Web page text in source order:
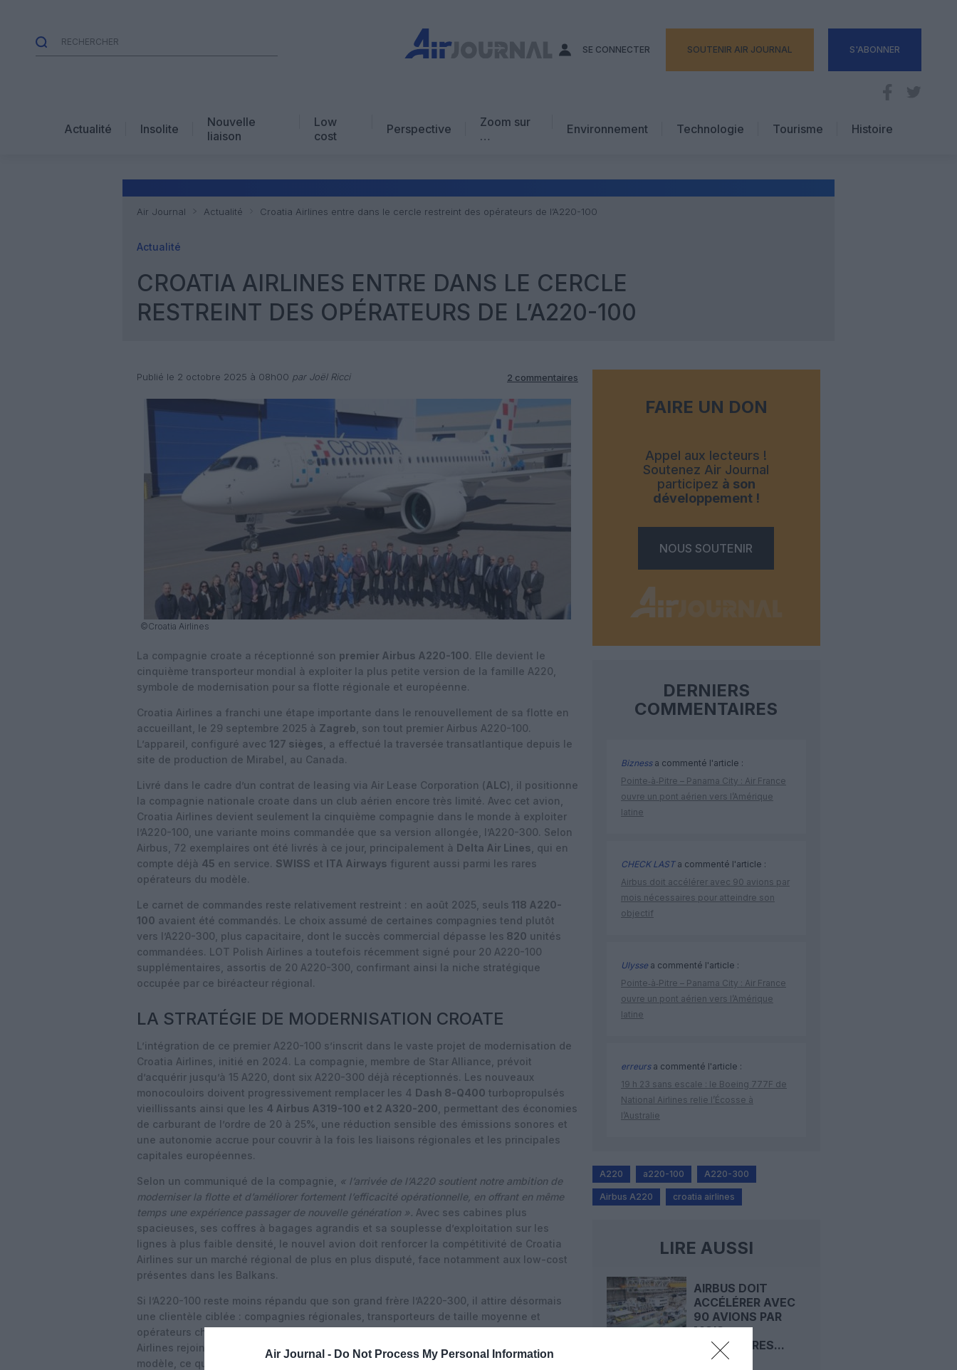
Air Journal - Do Not Process My Personal Information
SE CONNECTER SOUTENIR AIR JOURNAL S'ABONNER
Actualité Insolite
Nouvelle
liaison
Low
cost
Perspective
Zoom sur
…
Avis d’expert
Environnement Technologie
Tourisme
Hôtellerie
Histoire
Air Journal Actualité Croatia Airlines entre dans le cercle restreint des opérateurs de l’A220-100
Actualité
CROATIA AIRLINES ENTRE DANS LE CERCLE
RESTREINT DES OPÉRATEURS DE L’A220-100
Publié le 2 octobre 2025 à 08h00 par Joël Ricci 2 commentaires
©Croatia Airlines
La compagnie croate a réceptionné son premier Airbus A220-100. Elle devient le
cinquième transporteur mondial à exploiter la plus petite version de la famille A220,
symbole de modernisation pour sa flotte régionale et européenne.
Croatia Airlines a franchi une étape importante dans le renouvellement de sa flotte en
accueillant, le 29 septembre 2025 à Zagreb , son tout premier Airbus A220-100.
L’appareil, configuré avec 127 sièges , a effectué la traversée transatlantique depuis le
site de production de Mirabel, au Canada.
Livré dans le cadre d’un contrat de leasing via Air Lease Corporation (ALC), il positionne
la compagnie nationale croate dans un club aérien encore très limité. Avec cet avion,
Croatia Airlines devient seulement la cinquième compagnie dans le monde à exploiter
l’A220-100, une variante moins commandée que sa version allongée, l’A220-300. Selon
Airbus, 72 exemplaires ont été livrés à ce jour, principalement à Delta Air Lines , qui en
compte déjà 45 en service. SWISS et ITA Airways figurent aussi parmi les rares
opérateurs du modèle.
Le carnet de commandes reste relativement restreint : en août 2025, seuls 118 A220-
100 avaient été commandés. Le choix assumé de certaines compagnies tend plutôt
vers l’A220-300, plus capacitaire, dont le succès commercial dépasse les 820 unités
commandées. LOT Polish Airlines a toutefois récemment signé pour 20 A220-100
supplémentaires, assortis de 20 A220-300, confirmant ainsi la niche stratégique
occupée par ce biréacteur régional.
LA STRATÉGIE DE MODERNISATION CROATE
L’intégration de ce premier A220-100 s’inscrit dans le vaste projet de modernisation de
Croatia Airlines, initié en 2024. La compagnie, membre de Star Alliance, prévoit
d’acquérir jusqu’à 15 A220, dont six A220-300 déjà réceptionnés. Les nouveaux
monocouloirs doivent progressivement remplacer les 4 Dash 8-Q400 turbopropulsés
vieillissants ainsi que les 4 Airbus A319-100 et 2 A320-200 , permettant des économies
de carburant de l’ordre de 20 à 25%, une réduction sensible des émissions sonores et
une autonomie accrue pour couvrir à la fois les liaisons régionales et les principales
capitales européennes.
Selon un communiqué de la compagnie,
« l’arrivée de l’A220 soutient notre ambition de
moderniser la flotte et d’améliorer fortement l’efficacité opérationnelle, en offrant en même
temps une expérience passager de nouvelle génération ». Avec ses cabines plus
spacieuses, ses coffres à bagages agrandis et sa souplesse d’exploitation sur les
lignes à plus faible densité, le nouvel avion doit renforcer la compétitivité de Croatia
Airlines sur un marché régional de plus en plus disputé, face notamment aux low-cost
présentes dans les Balkans.
Si l’A220-100 reste moins répandu que son grand frère l’A220-300, il attire désormais
une clientèle ciblée : compagnies régionales, transporteurs de taille moyenne et
opérateurs cherchant un appareil complémentaire pour diversifier leur flotte. Croatia
Airlines rejoint cette dynamique en devenant pionnière en Europe du Sud-Est avec ce
modèle, ce qui pourrait renforcer la connectivité croate au moment où le pays connaît
FAIRE UN DON
Appel aux lecteurs !
Soutenez Air Journal
participez à son
développement !
NOUS SOUTENIR
DERNIERS
COMMENTAIRES
Biznessa commenté l'article :
Pointe‑à‑Pitre – Panama City : Air France
ouvre un pont aérien vers l’Amérique
latine
CHECK LASTa commenté l'article :
Airbus doit accélérer avec 90 avions par
mois nécessaires pour atteindre son
objectif
Ulyssea commenté l'article :
Pointe‑à‑Pitre – Panama City : Air France
ouvre un pont aérien vers l’Amérique
latine
erreursa commenté l'article :
19 h 23 sans escale : le Boeing 777F de
National Airlines relie l’Écosse à
l’Australie
A220 a220-100 A220-300
Airbus A220 croatia airlines
LIRE AUSSI
AIRBUS DOIT
ACCÉLÉRER AVEC
90 AVIONS PAR
MOIS
NÉCESSAIRES...